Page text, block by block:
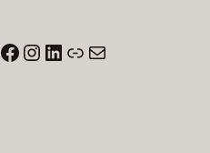
Facebook
Instagram
LinkedIn
Link
E-Mail